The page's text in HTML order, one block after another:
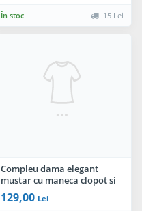
În stoc 15 Lei
Compleu dama elegant
mustar cu maneca clopot si
flori 3D By InPuff
129,00 Lei